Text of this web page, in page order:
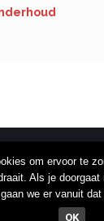
om ervoor te
Als je
we er vanuit
OK